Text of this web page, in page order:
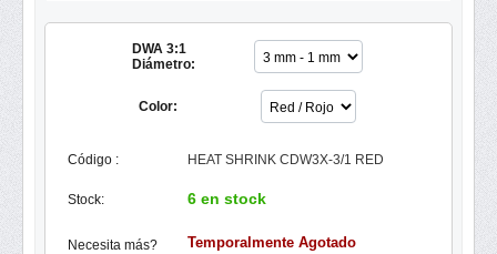
DWA 3:1
Diámetro:
Color:
Código : HEAT SHRINK CDW3X-3/1 RED
Stock: 6 en stock
Necesita más? Temporalmente Agotado